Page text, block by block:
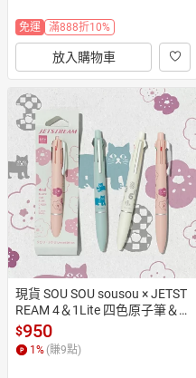
免運 滿888折10%
放入購物車
現貨 SOU SOU sousou × JETST
REAM 4＆1Lite 四色原子筆＆
自動鉛筆 日本製
$950
1 % (賺9點)